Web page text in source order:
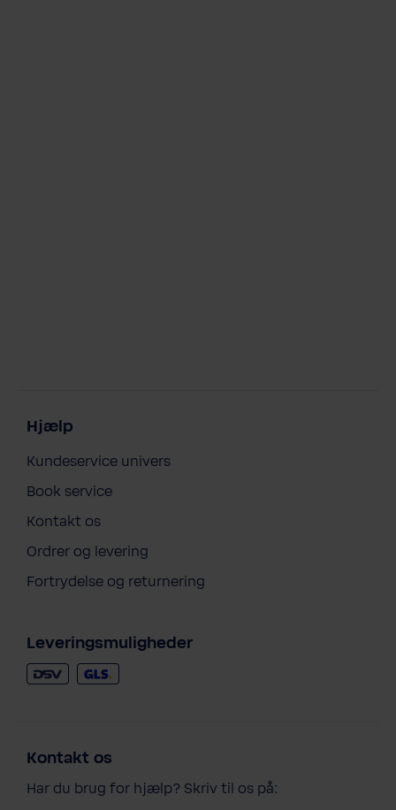
Hjælp
Kundeservice univers
Book service
Kontakt os
Ordrer og levering
Fortrydelse og returnering
Leveringsmuligheder
Kontakt os
Har du brug for hjælp? Skriv til os på: